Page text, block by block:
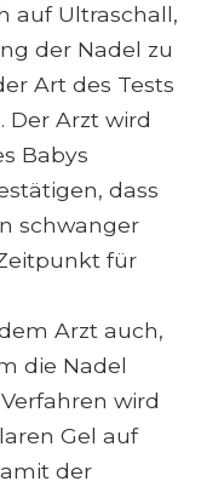
auf Ultraschall,
der Nadel zu
Art des Tests
Der Arzt wird
Babys
dass
schwanger
für
Arzt auch,
die Nadel
wird
Gel auf
der